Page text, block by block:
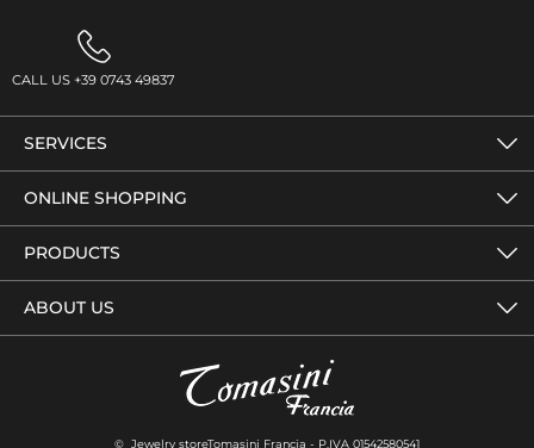
CALL US +39 0743 49837
SERVICES
ONLINE SHOPPING
PRODUCTS
ABOUT US
© Jewelry storeTomasini Francia - P.IVA 01542580541